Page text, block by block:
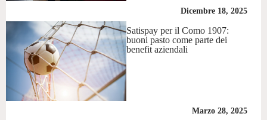
Dicembre 18, 2025
Satispay per il Como 1907:
buoni pasto come parte dei
benefit aziendali
Marzo 28, 2025